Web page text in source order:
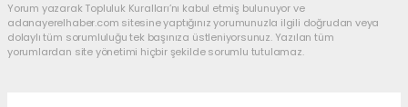
Yorum yazarak Topluluk Kuralları’nı kabul etmiş bulunuyor ve
adanayerelhaber.com sitesine yaptığınız yorumunuzla ilgili doğrudan veya
dolaylı tüm sorumluluğu tek başınıza üstleniyorsunuz. Yazılan tüm
yorumlardan site yönetimi hiçbir şekilde sorumlu tutulamaz.